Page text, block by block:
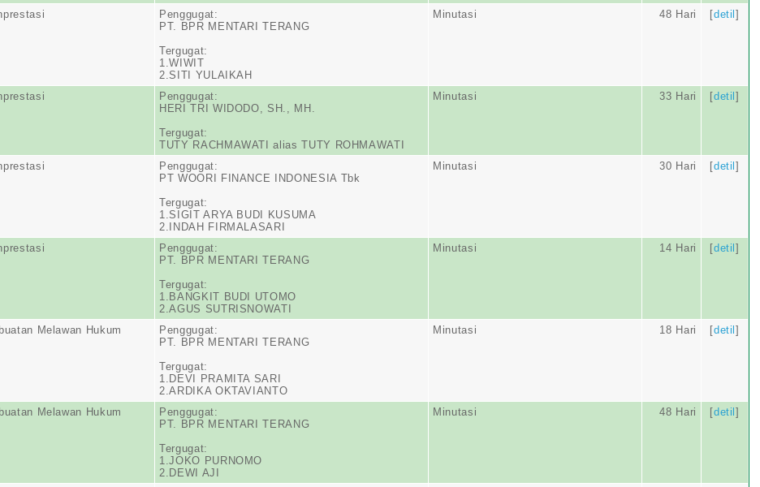
Penggugat:
PT. BPR MENTARI TERANG
Tergugat:
1.WIWIT
2.SITI YULAIKAH
Minutasi 48 Hari [detil]
Penggugat:
HERI TRI WIDODO, SH., MH.
Tergugat:
TUTY RACHMAWATI alias TUTY ROHMAWATI
Minutasi 33 Hari [detil]
Penggugat:
PT WOORI FINANCE INDONESIA Tbk
Tergugat:
1.SIGIT ARYA BUDI KUSUMA
2.INDAH FIRMALASARI
Minutasi 30 Hari [detil]
Penggugat:
PT. BPR MENTARI TERANG
Tergugat:
1.BANGKIT BUDI UTOMO
2.AGUS SUTRISNOWATI
Minutasi 14 Hari [detil]
Melawan Hukum
Penggugat:
PT. BPR MENTARI TERANG
Tergugat:
1.DEVI PRAMITA SARI
2.ARDIKA OKTAVIANTO
Minutasi 18 Hari [detil]
Melawan Hukum
Penggugat:
PT. BPR MENTARI TERANG
Tergugat:
1.JOKO PURNOMO
2.DEWI AJI
Minutasi 48 Hari [detil]